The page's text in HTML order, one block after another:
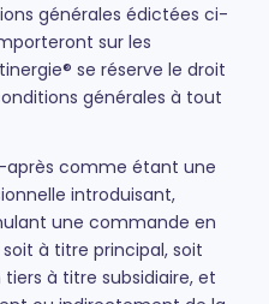
générales édictées ci-
sur les
se réserve le droit
générales à tout
après comme étant une
introduisant,
une commande en
à titre principal, soit
à titre subsidiaire, et